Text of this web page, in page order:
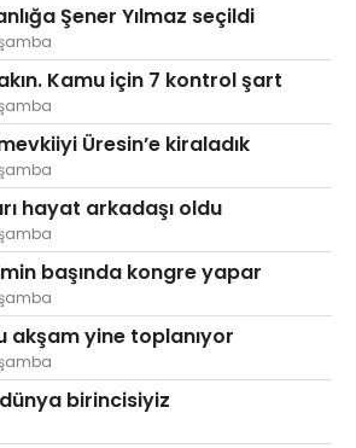
Şener Yılmaz seçildi
Kamu için 7 kontrol şart
Üresin’e kiraladık
hayat arkadaşı oldu
başında kongre yapar
akşam yine toplanıyor
birincisiyiz